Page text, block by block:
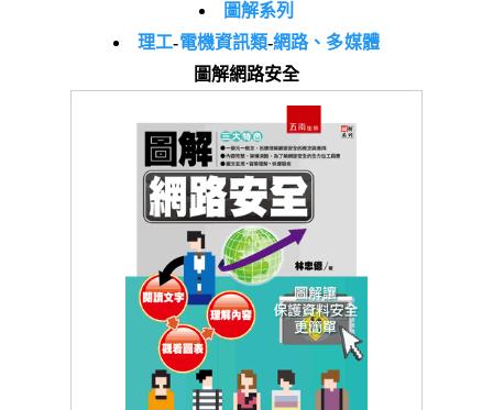
圖解系列
理工-電機資訊類-網路、多媒體
圖解網路安全